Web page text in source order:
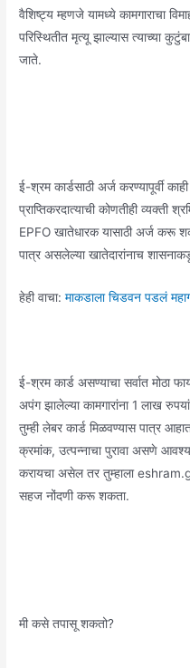
वैशिष्ट्य म्हणजे यामध्ये कामगाराचा
परिस्थितीत मृत्यू झाल्यास त्याच्या
जाते.
ई-श्रम कार्डसाठी अर्ज करण्यापूर्वी
प्राप्तिकरदात्याची कोणतीही व्यक्ती
EPFO ​​खातेधारक यासाठी अर्ज करू
पात्र असलेल्या खातेदारांनाच
हेही वाचा:माकडाला चिडवन पडलं
ई-श्रम कार्ड असण्याचा सर्वात मोठा
अपंग झालेल्या कामगारांना 1 लाख
तुम्ही लेबर कार्ड मिळवण्यास पात्र
क्रमांक, उत्पन्नाचा पुरावा असणे
करायचा असेल तर तुम्हाला
सहज नोंदणी करू शकता.
मी कसे तपासू शकतो?